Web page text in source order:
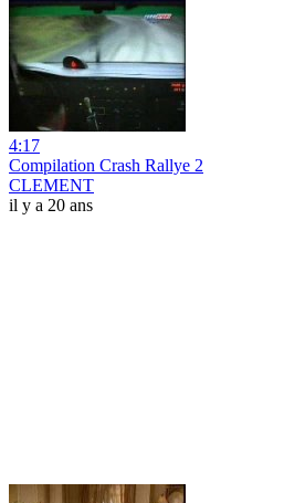
4:17
Compilation Crash Rallye 2
CLEMENT
il y a 20 ans